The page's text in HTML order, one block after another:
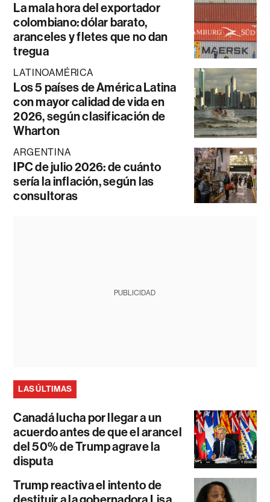
La mala hora del exportador
colombiano: dólar barato,
aranceles y fletes que no dan
tregua
LATINOAMÉRICA
Los 5 países de América Latina
con mayor calidad de vida en
2026, según clasificación de
Wharton
ARGENTINA
IPC de julio 2026: de cuánto
sería la inflación, según las
consultoras
PUBLICIDAD
LAS ÚLTIMAS
Canadá lucha por llegar a un
acuerdo antes de que el arancel
del 50% de Trump agrave la
disputa
Trump reactiva el intento de